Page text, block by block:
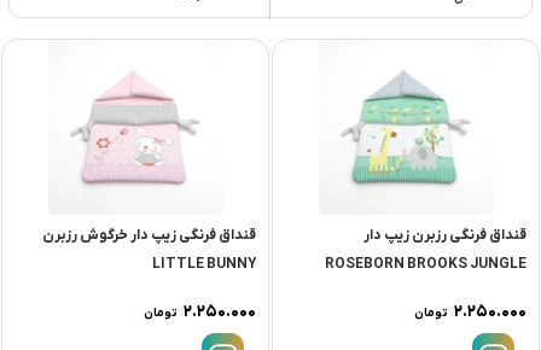
قنداق فرنگى رزبرن زيپ دار
ROSEBORN BROOKS JUNGLE
۲.۲۵۰.۰۰۰ تومان
قنداق فرنگى زيپ دار خرگوش رزبرن
LITTLE BUNNY
۲.۲۵۰.۰۰۰ تومان